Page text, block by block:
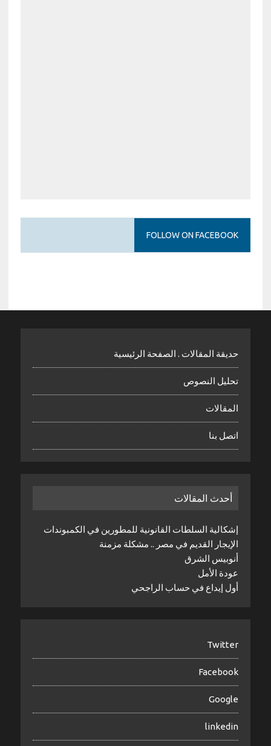
FOLLOW ON FACEBOOK
حديقة المقالات . الصفحة الرئيسية
تحليل النصوص
المقالات
اتصل بنا
أحدث المقالات
إشكالية السلطات القانونية للمطورين في الكمبوندات
الإيجار القديم في مصر .. مشكلة مزمنة
أنوبيس الشرق
عودة الأمل
أول إيداع في حساب الراجحي
Twitter
Facebook
Google
linkedin